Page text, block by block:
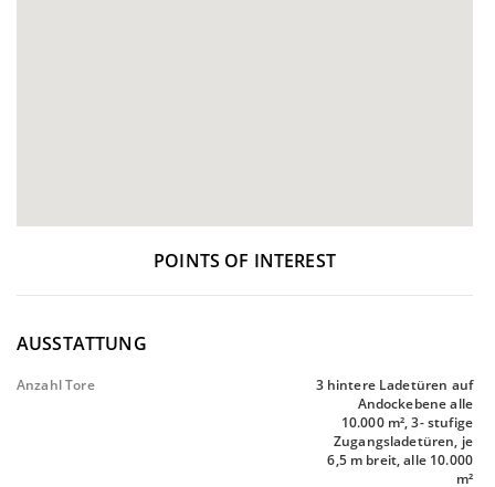
POINTS OF INTEREST
AUSSTATTUNG
Anzahl Tore
3 hintere Ladetüren auf
Andockebene alle
10.000 m², 3- stufige
Zugangsladetüren, je
6,5 m breit, alle 10.000
m²